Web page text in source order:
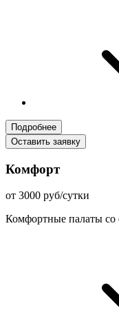
Подробнее
Оставить заявку
Комфорт
от 3000 руб/сутки
Комфортные палаты